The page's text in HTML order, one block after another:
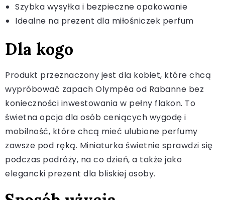
Szybka wysyłka i bezpieczne opakowanie
Idealne na prezent dla miłośniczek perfum
Dla kogo
Produkt przeznaczony jest dla kobiet, które chcą
wypróbować zapach Olympéa od Rabanne bez
konieczności inwestowania w pełny flakon. To
świetna opcja dla osób ceniących wygodę i
mobilność, które chcą mieć ulubione perfumy
zawsze pod ręką. Miniaturka świetnie sprawdzi się
podczas podróży, na co dzień, a także jako
elegancki prezent dla bliskiej osoby.